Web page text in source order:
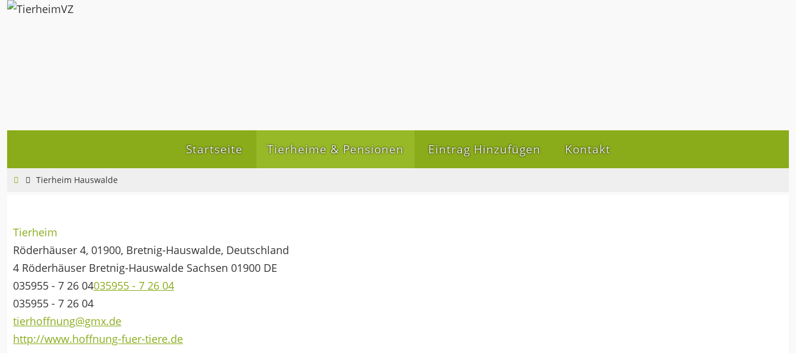
Zum
Startseite Tierheime & Pensionen Eintrag Hinzufügen Kontakt
HomeTierheim Hauswalde
Tierheim
Röderhäuser 4, 01900, Bretnig-Hauswalde, Deutschland
4 Röderhäuser Bretnig-Hauswalde Sachsen 01900 DE
035955 - 7 26 04035955 - 7 26 04
035955 - 7 26 04
tierhoffnung@gmx.de
http://www.hoffnung-fuer-tiere.de